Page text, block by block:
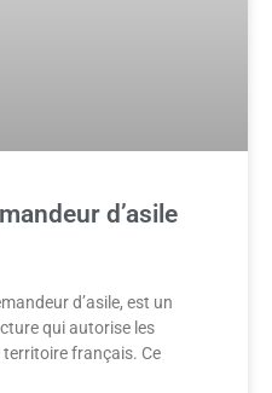
d’asile
d’asile, est un
qui autorise les
territoire français. Ce